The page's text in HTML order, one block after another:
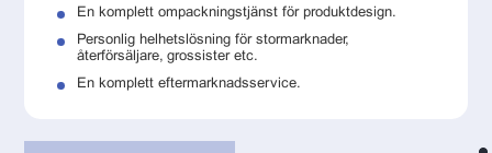
En komplett ompackningstjänst för produktdesign.
Personlig helhetslösning för stormarknader,
återförsäljare, grossister etc.
En komplett eftermarknadsservice.